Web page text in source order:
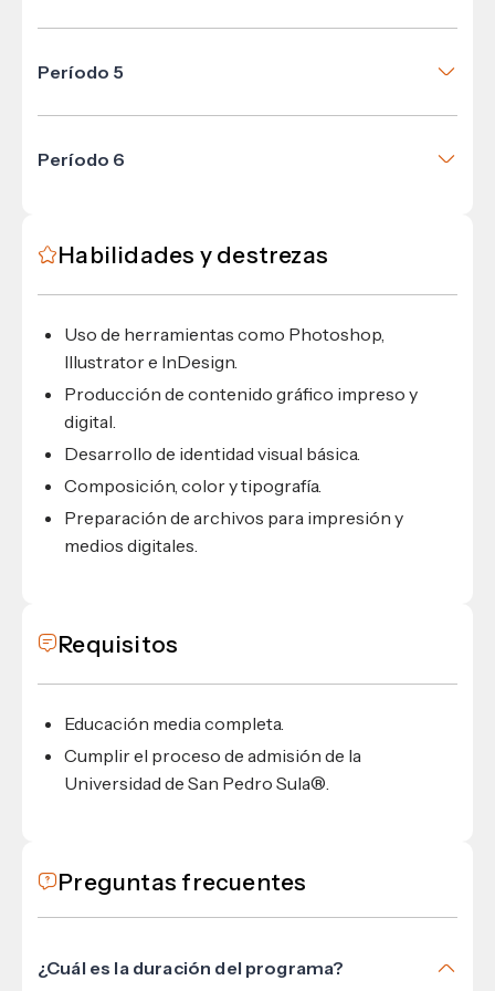
Administración
Tipografía
Geometría Descriptiva
Mercadotecnia
Período 5
Diseño e Imagen de Marca
Diseño Editorial Multimedia
Período 6
Artes Gráficas
Diseño Web
Habilidades y destrezas
Uso de herramientas como Photoshop,
Illustrator e InDesign.
Producción de contenido gráfico impreso y
digital.
Desarrollo de identidad visual básica.
Composición, color y tipografía.
Preparación de archivos para impresión y
medios digitales.
Requisitos
Educación media completa.
Cumplir el proceso de admisión de la
Universidad de San Pedro Sula®.
Preguntas frecuentes
¿Cuál es la duración del programa?